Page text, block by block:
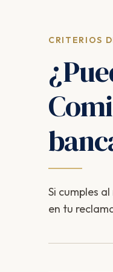
CRITERIOS
Si cumples
en tu